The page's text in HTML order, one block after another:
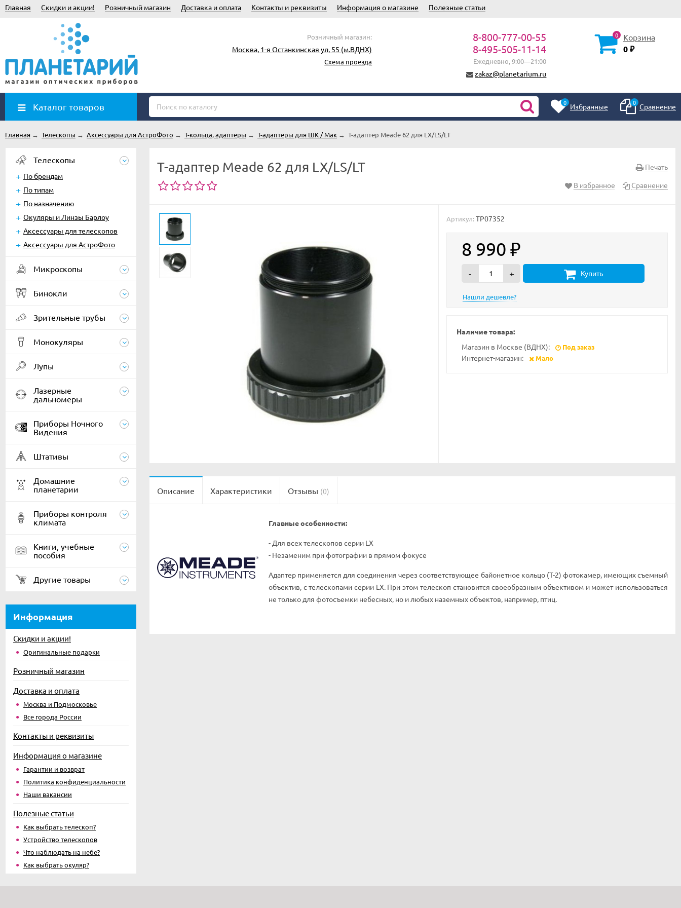
Главная Скидки и акции! Розничный магазин Доставка и оплата Контакты и реквизиты Информация о магазине Полезные статьи
Розничный магазин:
Москва, 1-я Останкинская ул, 55 (м.ВДНХ)
Схема проезда
8-800-777-00-55
8-495-505-11-14
Ежедневно, 9:00—21:00
zakaz@planetarium.ru
0 Корзина
0 ₽
Каталог товаров 0 Избранные 0 Сравнение
Главная → Телескопы → Аксессуары для АстроФото → Т-кольца, адаптеры → T-адаптеры для ШК / Мак → T-адаптер Meade 62 для LX/LS/LT
Телескопы
По брендам
По типам
По назначению
Окуляры и Линзы Барлоу
Аксессуары для телескопов
Аксессуары для АстроФото
Микроскопы
Бинокли
Зрительные трубы
Монокуляры
Лупы
Лазерные
дальномеры
Приборы Ночного
Видения
Штативы
Домашние
планетарии
Приборы контроля
климата
Книги, учебные
пособия
Другие товары
Информация
Скидки и акции!
Оригинальные подарки
Розничный магазин
Доставка и оплата
Москва и Подмосковье
Все города России
Контакты и реквизиты
Информация о магазине
Гарантии и возврат
Политика конфиденциальности
Наши вакансии
Полезные статьи
Как выбрать телескоп?
Устройство телескопов
Что наблюдать на небе?
Как выбрать окуляр?
Печать
T-адаптер Meade 62 для LX/LS/LT
В избранное Сравнение
Артикул: TP07352
8 990 ₽
- + Купить
Наличие товара:
Магазин в Москве (ВДНХ):
Под заказ
Интернет-магазин: Мало
Описание Характеристики Отзывы (0)
Главные особенности:
- Для всех телескопов серии LX
- Незаменим при фотографии в прямом фокусе
Адаптер применяется для соединения через соответствующее байонетное кольцо (Т-2) фотокамер, имеющих съемный
объектив, с телескопами серии LX. При этом телескоп становится своеобразным объективом и может использоваться
не только для фотосъемки небесных, но и любых наземных объектов, например, птиц.